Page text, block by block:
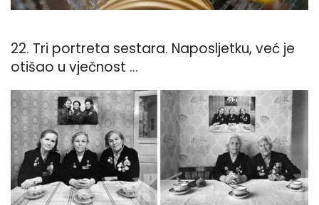
22. Tri portreta sestara. Naposljetku, već je
otišao u vječnost ...